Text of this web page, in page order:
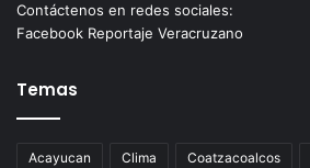
Contáctenos en redes sociales:
Facebook Reportaje Veracruzano
Temas
Acayucan Clima Coatzacoalcos